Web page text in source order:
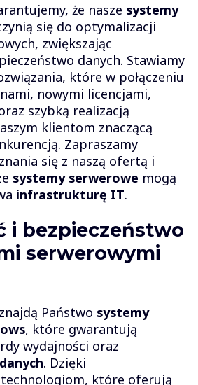
że nasze systemy
się do optymalizacji
zwiększając
danych. Stawiamy
które w połączeniu
nowymi licencjami,
szybką realizacją
klientom znaczącą
Zapraszamy
się z naszą ofertą i
systemy serwerowe mogą
infrastrukturę IT.
i bezpieczeństwo
serwerowymi
Państwo systemy
, które gwarantują
wydajności oraz
. Dzięki
technologiom, które oferują